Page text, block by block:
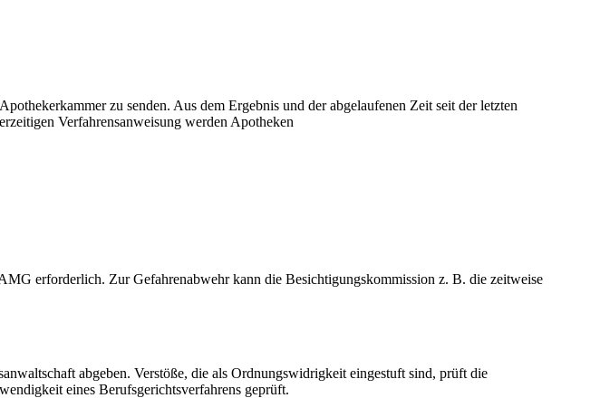
zu senden. Aus dem Ergebnis und der abgelaufenen Zeit seit der letzten
Verfahrensanweisung werden Apotheken
erforderlich. Zur Gefahrenabwehr kann die Besichtigungskommission z. B. die zeitweise
abgeben. Verstöße, die als Ordnungswidrigkeit eingestuft sind, prüft die
eines Berufsgerichtsverfahrens geprüft.